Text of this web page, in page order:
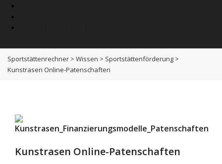
Sportstättenrechner > Wissen > Sportstättenförderung >
Kunstrasen Online-Patenschaften
Kunstrasen Online-Patenschaften